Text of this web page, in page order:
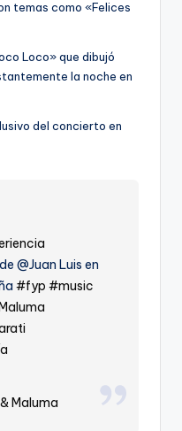
temas como «Felices
Loco» que dibujó
la noche en
del concierto en
de @Juan Luis en
#fyp #music
Maluma